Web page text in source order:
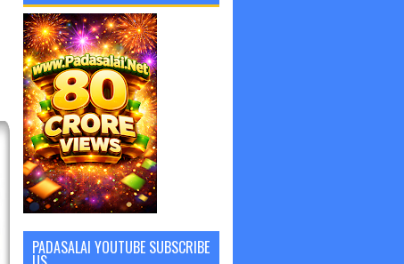
PADASALAI YOUTUBE SUBSCRIBE